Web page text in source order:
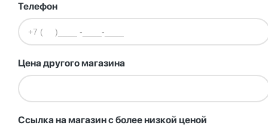
Телефон
Цена другого магазина
Ссылка на магазин с более низкой ценой